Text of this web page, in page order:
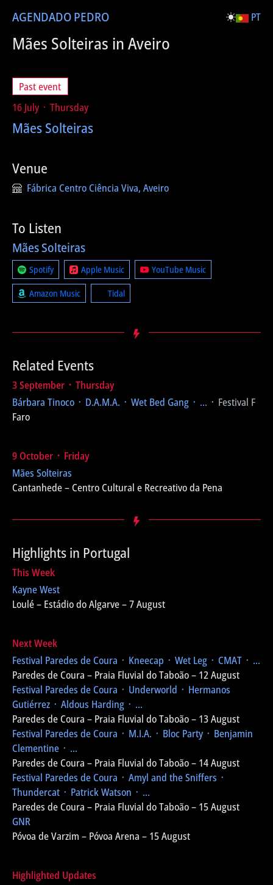
AGENDADO PEDRO PT
Mães Solteiras in Aveiro
Past event
16 July ᛫ Thursday
Mães Solteiras
Venue
Fábrica Centro Ciência Viva, Aveiro
To Listen
Mães Solteiras
Spotify Apple Music YouTube Music
Amazon Music Tidal
Related Events
3 September ᛫ Thursday
Bárbara Tinoco ᛫ D.A.M.A. ᛫ Wet Bed Gang ᛫ ... ᛫ Festival F
Faro
9 October ᛫ Friday
Mães Solteiras
Cantanhede – Centro Cultural e Recreativo da Pena
Highlights in Portugal
This Week
Kayne West
Loulé – Estádio do Algarve – 7 August
Next Week
Festival Paredes de Coura ᛫ Kneecap ᛫ Wet Leg ᛫ CMAT ᛫ ...
Paredes de Coura – Praia Fluvial do Taboão – 12 August
Festival Paredes de Coura ᛫ Underworld ᛫ Hermanos
Gutiérrez ᛫ Aldous Harding ᛫ ...
Paredes de Coura – Praia Fluvial do Taboão – 13 August
Festival Paredes de Coura ᛫ M.I.A. ᛫ Bloc Party ᛫ Benjamin
Clementine ᛫ ...
Paredes de Coura – Praia Fluvial do Taboão – 14 August
Festival Paredes de Coura ᛫ Amyl and the Sniffers ᛫
Thundercat ᛫ Patrick Watson ᛫ ...
Paredes de Coura – Praia Fluvial do Taboão – 15 August
GNR
Póvoa de Varzim – Póvoa Arena – 15 August
Highlighted Updates